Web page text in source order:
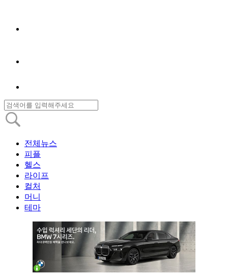
전체뉴스
피플
헬스
라이프
컬처
머니
테마